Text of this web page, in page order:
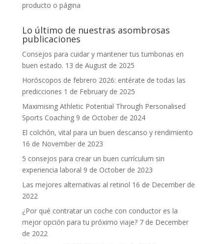
producto o página
Lo último de nuestras asombrosas
publicaciones
Consejos para cuidar y mantener tus tumbonas en
buen estado. 13 de August de 2025
Horóscopos de febrero 2026: entérate de todas las
predicciones 1 de February de 2025
Maximising Athletic Potential Through Personalised
Sports Coaching 9 de October de 2024
El colchón, vital para un buen descanso y rendimiento
16 de November de 2023
5 consejos para crear un buen currículum sin
experiencia laboral 9 de October de 2023
Las mejores alternativas al retinol 16 de December de
2022
¿Por qué contratar un coche con conductor es la
mejor opción para tu próximo viaje? 7 de December
de 2022